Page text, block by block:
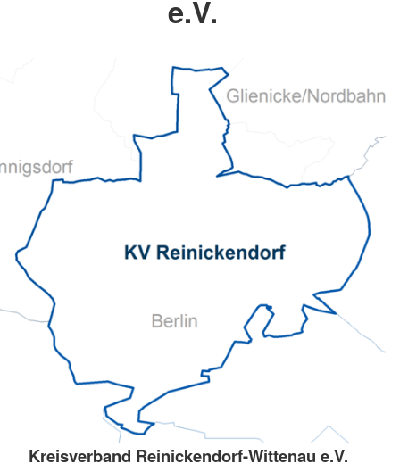
e.V.
Kreisverband Reinickendorf-Wittenau e.V.